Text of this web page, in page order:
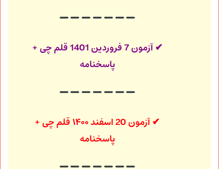
✔ آزمون 7 فروردین 1401
قلم چی +
پاسخنامه
✔
آزمون 20 اسفند ۱۴۰۰ قلم چی +
پاسخنامه